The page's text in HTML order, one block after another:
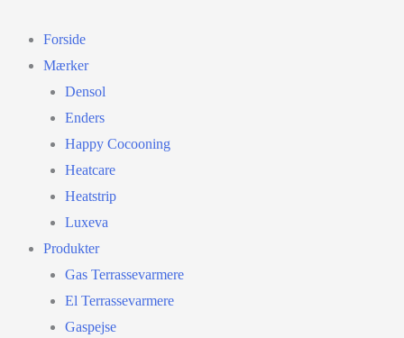
indholdet
Forside
Mærker
Densol
Enders
Happy Cocooning
Heatcare
Heatstrip
Luxeva
Produkter
Gas Terrassevarmere
El Terrassevarmere
Gaspejse